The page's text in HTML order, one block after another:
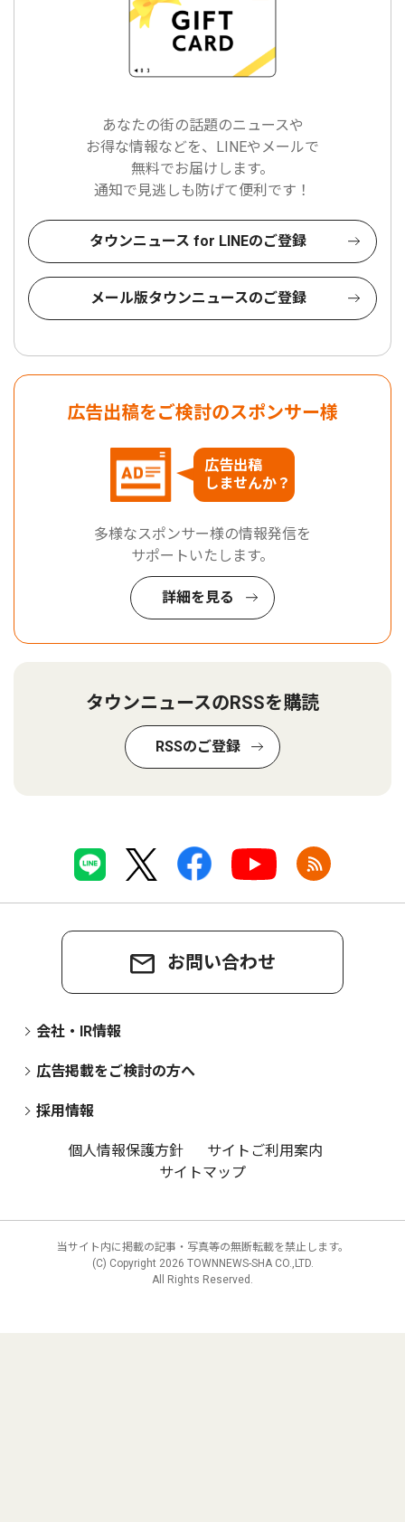
あなたの街の話題のニュースや
お得な情報などを、LINEやメールで
無料でお届けします。
通知で見逃しも防げて便利です！
タウンニュース for LINEのご登録
メール版タウンニュースのご登録
広告出稿をご検討のスポンサー様
広告出稿
しませんか？
多様なスポンサー様の情報発信を
サポートいたします。
詳細を見る
タウンニュースのRSSを購読
RSSのご登録
お問い合わせ
会社・IR情報
広告掲載をご検討の方へ
採用情報
個人情報保護方針
サイトご利用案内
サイトマップ
当サイト内に掲載の記事・写真等の無断転載を禁止します。
(C) Copyright 2026 TOWNNEWS-SHA CO.,LTD.
All Rights Reserved.